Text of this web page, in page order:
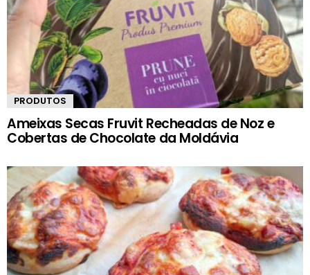
PRODUTOS
Ameixas Secas Fruvit Recheadas de Noz e
Cobertas de Chocolate da Moldávia